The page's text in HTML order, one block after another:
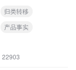
归类转移
产品事实
22903